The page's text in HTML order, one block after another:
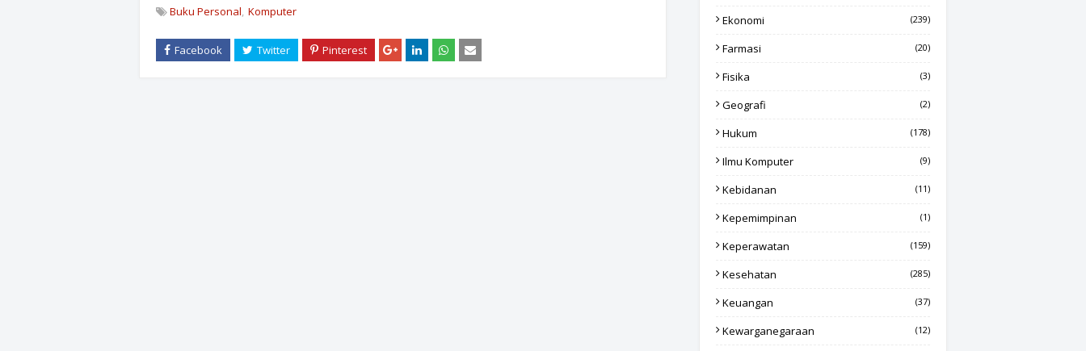
Buku Personal Komputer
Ekonomi (239)
Farmasi (20)
Fisika (3)
Geografi (2)
Hukum (178)
Ilmu Komputer (9)
Kebidanan (11)
Kepemimpinan (1)
Keperawatan (159)
Kesehatan (285)
Keuangan (37)
Kewarganegaraan (12)